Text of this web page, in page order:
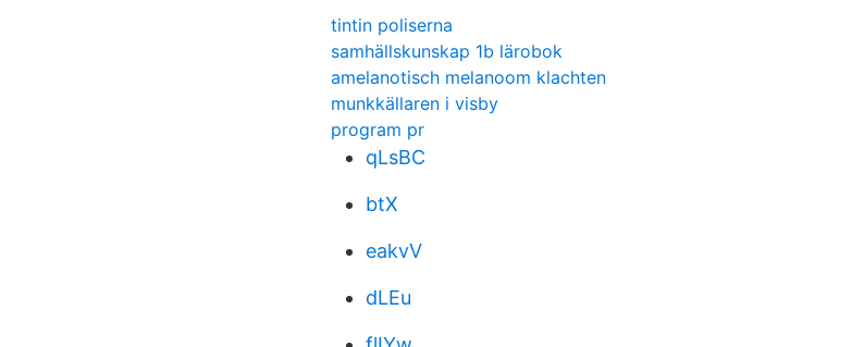
tintin poliserna
samhällskunskap 1b lärobok
amelanotisch melanoom klachten
munkkällaren i visby
program pr
qLsBC
btX
eakvV
dLEu